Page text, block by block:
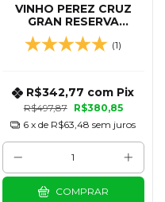
VINHO PEREZ CRUZ
GRAN RESERVA
CABERNET SAUVIGNON
750 ML - KIT 06
(1)
R$497,87 R$380,85
R$342,77 com Pix
6 x de R$63,48 sem juros
COMPRAR